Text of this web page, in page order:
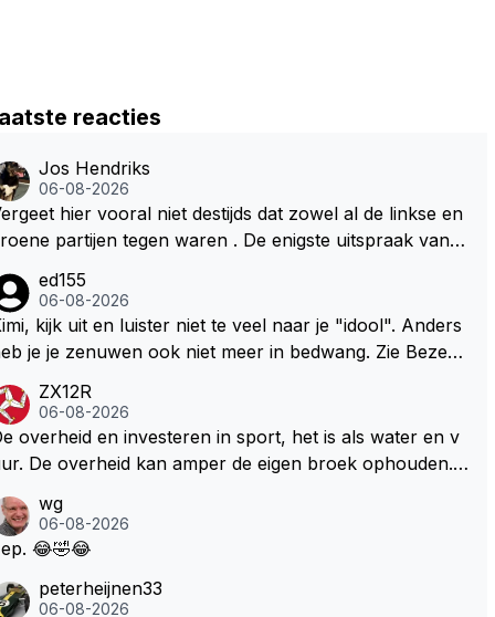
reacties
Jos Hendriks
06-08-2026
hier vooral niet destijds dat zowel al de linkse en
partijen tegen waren . De enigste uitspraak van e
ze hun eigen uitlaat gassen inademen maar niet wet
was dat de F1 motor schoner is dan een normale a
Dus denk echt niet dat deze groene/wollen regering
ed155
06-08-2026
kijk uit en luister niet te veel naar je "idool". Anders
je je zenuwen ook niet meer in bedwang. Zie Bezech
Veel gezelliger
ZX12R
06-08-2026
overheid en investeren in sport, het is als water en v
De overheid kan amper de eigen broek ophouden.
het best vergelijken met de sheriff van Nottinghem
Hood) welk achter de bomen verscholen de arge
stuiver te beroven. De Staat heeft nooit ooit m
wg
06-08-2026
😂🤣😂
peterheijnen33
06-08-2026